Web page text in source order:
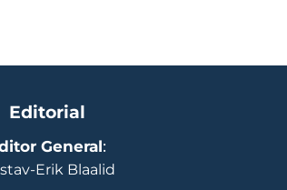
Editorial
General:
Erik Blaalid